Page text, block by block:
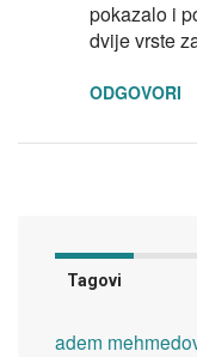
pokazalo i
dvije vrste
ODGOVORI
Tagovi
adem